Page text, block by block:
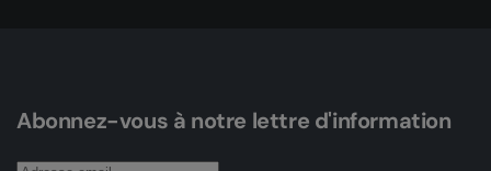
Abonnez-vous à notre lettre d'information